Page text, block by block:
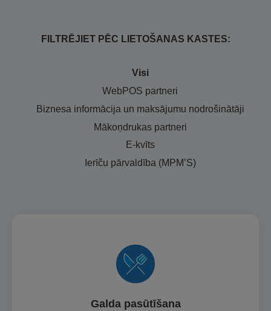
FILTRĒJIET PĒC LIETOŠANAS KASTES:
Visi
WebPOS partneri
Biznesa informācija un maksājumu nodrošinātāji
Mākoņdrukas partneri
E-kvīts
Ierīču pārvaldība (MPM’S)
Galda pasūtīšana